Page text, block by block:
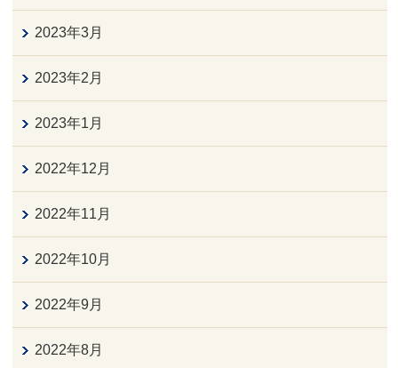
2023年3月
2023年2月
2023年1月
2022年12月
2022年11月
2022年10月
2022年9月
2022年8月